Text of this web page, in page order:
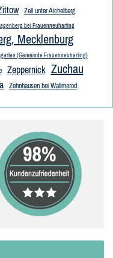
Zell unter Aichelberg
bei Frauenneuharting
Mecklenburg
(Gemeinde Frauenneuharting)
Zeppernick Zuchau
Zehnhausen bei Wallmerod